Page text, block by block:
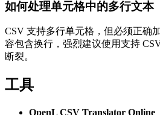
如何处理单元格中的多行文本
CSV 支持多行单元格，但必须正确
容包含换行，强烈建议使用支持
断裂。
工具
OpenL CSV Translator Online